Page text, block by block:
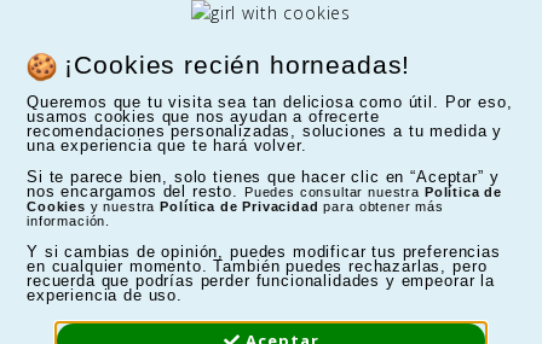
¡Cookies recién horneadas!
Queremos que tu visita sea tan deliciosa como útil. Por eso,
usamos cookies que nos ayudan a ofrecerte
recomendaciones personalizadas, soluciones a tu medida y
una experiencia que te hará volver.
Si te parece bien, solo tienes que hacer clic en “Aceptar” y
nos encargamos del resto.
Puedes consultar nuestra Política de
Cookies y nuestra Política de Privacidad para obtener más
información.
Y si cambias de opinión, puedes modificar tus preferencias
en cualquier momento. También puedes rechazarlas, pero
recuerda que podrías perder funcionalidades y empeorar la
experiencia de uso.
FILTRAR
Mostrando 1-11 de 11 artículo(s)